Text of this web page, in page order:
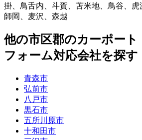
掛
鳥舌内 斗賀 苫米地 鳥谷 虎
師岡
麦沢 森越
他の市区郡のカーポート
フォーム対応会社を探す
青森市
弘前市
八戸市
黒石市
五所川原市
十和田市